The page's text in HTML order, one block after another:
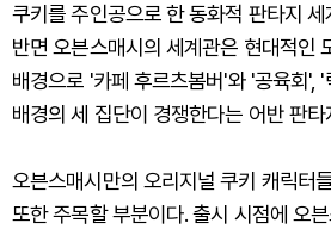
쿠키를 주인공으로 한 동화적 판타지
반면 오븐스매시의 세계관은 현대적인
배경으로 '카페 후르츠봄버'와 '공육회',
배경의 세 집단이 경쟁한다는 어반 판
오븐스매시만의 오리지널 쿠키 캐릭터
또한 주목할 부분이다. 출시 시점에 오